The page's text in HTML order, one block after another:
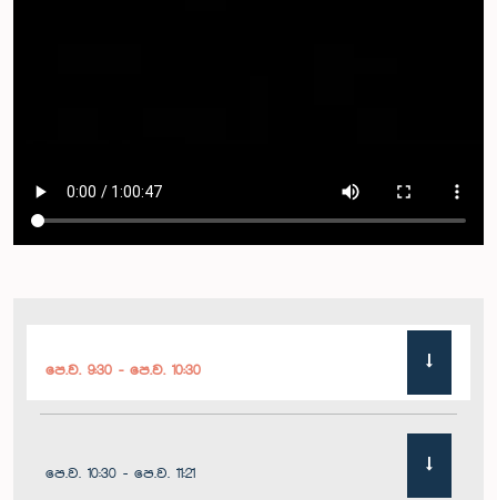
පෙ.ව. 9:30 - පෙ.ව. 10:30
පෙ.ව. 10:30 - පෙ.ව. 11:21